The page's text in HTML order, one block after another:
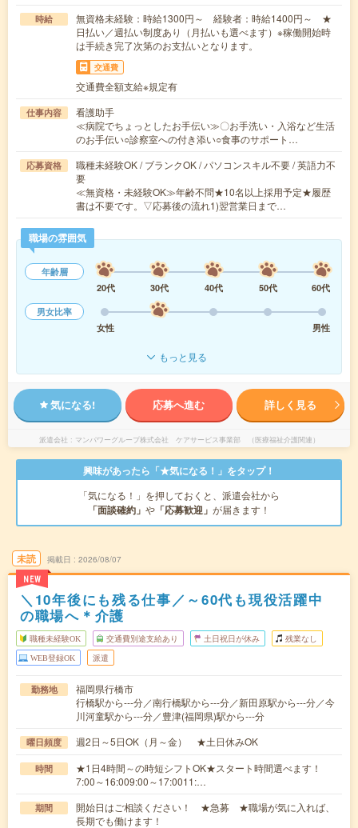
時給
無資格未経験：時給1300円～ 経験者：時給1400円～ ★
日払い／週払い制度あり（月払いも選べます）※稼働開始時
は手続き完了次第のお支払いとなります。
交通費
交通費全額支給※規定有
仕事内容
看護助手
≪病院でちょっとしたお手伝い≫〇お手洗い・入浴など生活
のお手伝い○診察室への付き添い○食事のサポート…
応募資格
職種未経験OK / ブランクOK / パソコンスキル不要 / 英語力不
要
≪無資格・未経験OK≫年齢不問★10名以上採用予定★履歴
書は不要です。▽応募後の流れ1)翌営業日まで…
職場の雰囲気
年齢層
20代
30代 40代 50代
60代
男女比率
女性
男性
もっと見る
気になる! 応募へ進む 詳しく見る
派遣会社 マンパワーグループ株式会社 ケアサービス事業部 （医療福祉介護関連）
興味があったら「★気になる！」をタップ！
「気になる！」を押しておくと、派遣会社から
「面談確約」 や 「応募歓迎」 が届きます！
未読
NEW
掲載日 2026/08/07
＼10年後にも残る仕事／～60代も現役活躍中
の職場へ＊介護
職種未経験OK 交通費別途支給あり 土日祝日が休み 残業なし
WEB登録OK 派遣
勤務地
福岡県行橋市
行橋駅から---分／南行橋駅から---分／新田原駅から---分／今
川河童駅から---分／豊津(福岡県)駅から---分
曜日頻度 週2日～5日OK（月～金） ★土日休みOK
時間
★1日4時間～の時短シフトOK★スタート時間選べます！
7:00～16:009:00～17:0011:…
期間
開始日はご相談ください！ ★急募 ★職場が気に入れば、
長期でも働けます！